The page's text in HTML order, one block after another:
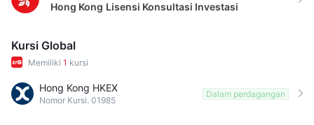
Hong Kong Lisensi Konsultasi Investasi
Kursi Global
Memiliki 1 kursi
Hong Kong HKEX
Nomor Kursi. 01985
Dalam perdagangan